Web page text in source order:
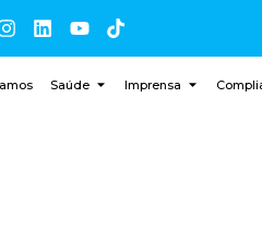
Saúde Imprensa